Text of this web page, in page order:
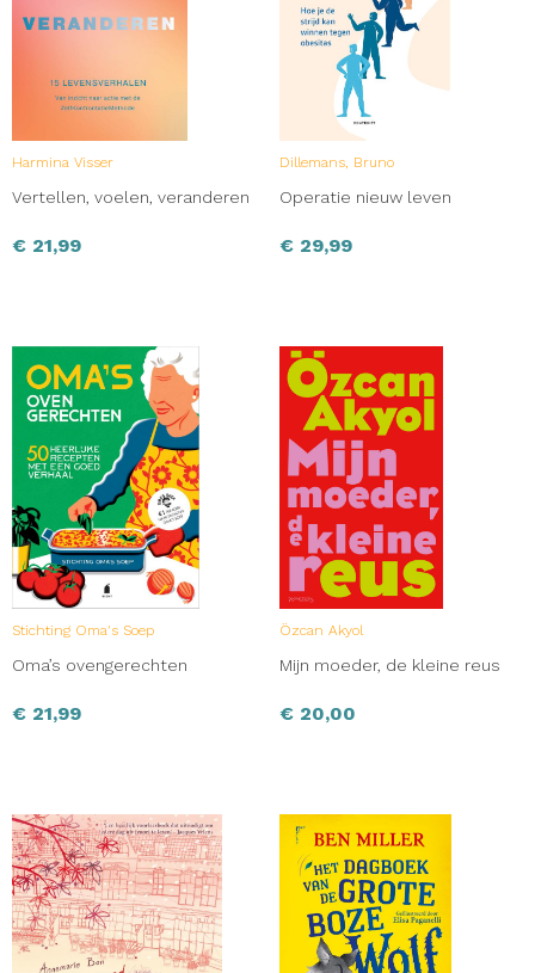
Harmina Visser
Vertellen, voelen, veranderen
€ 21,99
Dillemans, Bruno
Operatie nieuw leven
€ 29,99
Stichting Oma's Soep
Oma’s ovengerechten
€ 21,99
Özcan Akyol
Mijn moeder, de kleine reus
€ 20,00